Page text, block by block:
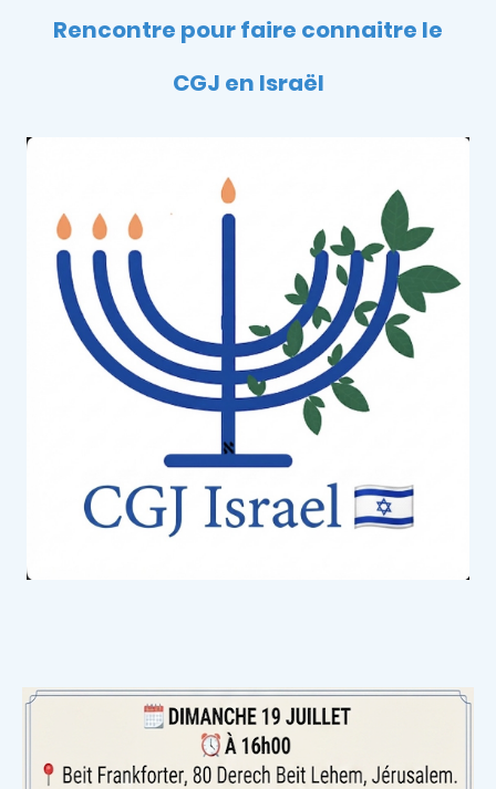
Rencontre pour faire connaitre le
CGJ en Israël